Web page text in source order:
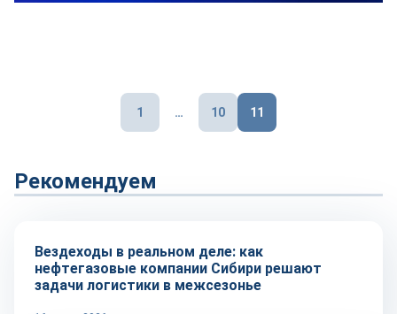
1 … 10 11
Рекомендуем
Рынок
Вездеходы в реальном деле: как
нефтегазовые компании Сибири решают
задачи логистики в межсезонье